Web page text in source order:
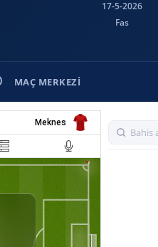
17-5-2026
Fas
MAÇ MERKEZI
Meknes